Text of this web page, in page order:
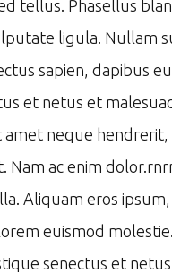
tellus. Phasellus
ligula.
sapien, dapibus
et netus et
neque
ac enim
Aliquam eros
euismod
senectus et